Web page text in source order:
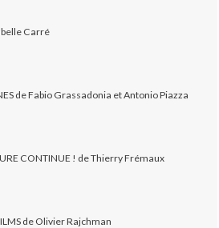
Carré
de Fabio Grassadonia et Antonio Piazza
CONTINUE ! de Thierry Frémaux
de Olivier Rajchman